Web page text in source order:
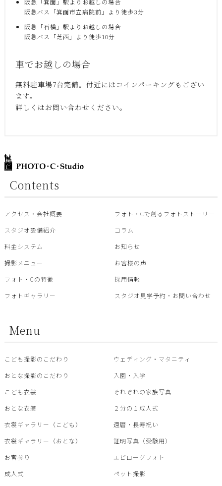
阪急「箕面」駅よりお越しの場合
阪急バス「箕面市立病院前」より徒歩3分
阪急「石橋」駅よりお越しの場合
阪急バス「芝西」より徒歩10分
車でお越しの場合
無料駐車場7台完備。付近にはコインパーキングもござい
ます。
詳しくはお問い合わせください。
Contents
アクセス・会社概要
スタジオ設備紹介
料金システム
撮影メニュー
フォト・Cの特徴
フォトギャラリー
フォト・Cで創るフォトストーリー
コラム
お知らせ
お客様の声
採用情報
スタジオ見学予約・お問い合わせ
Menu
こども撮影のこだわり
おとな撮影のこだわり
こども衣裳
おとな衣裳
衣裳ギャラリー（こども）
衣裳ギャラリー（おとな）
お宮参り
成人式
ウェディング・マタニティ
入園・入学
それぞれの家族写真
２分の１成人式
還暦・⾧寿祝い
証明写真（受験用）
エピローグフォト
ペット撮影